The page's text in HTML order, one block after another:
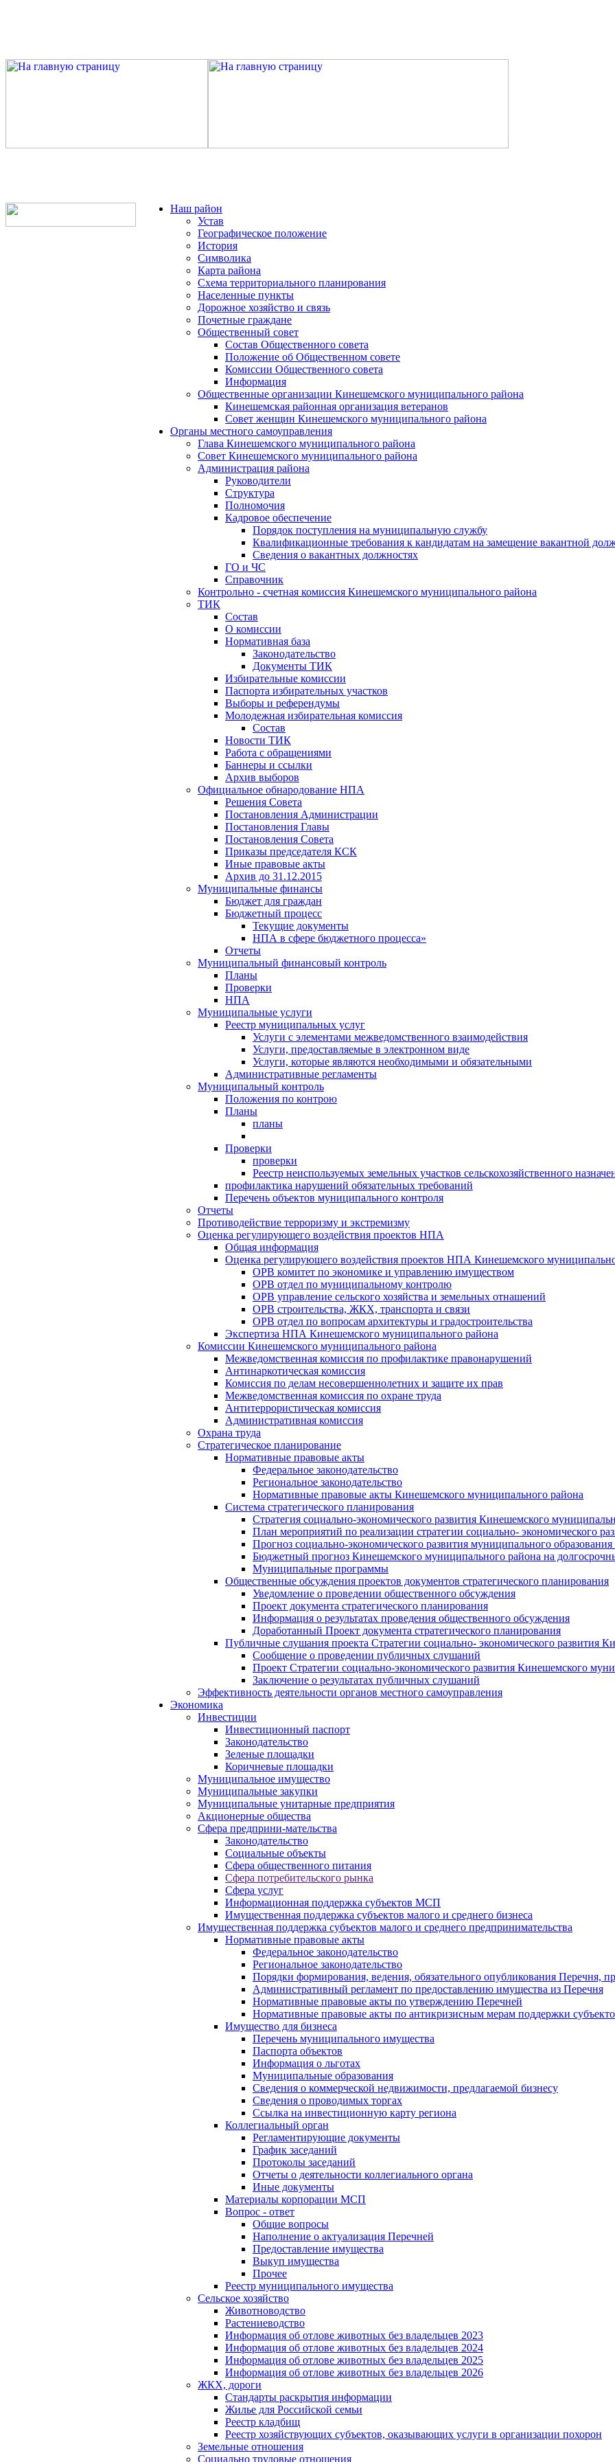
Наш район
Устав
Географическое положение
История
Символика
Карта района
Схема территориального планирования
Населенные пункты
Дорожное хозяйство и связь
Почетные граждане
Общественный совет
Состав Общественного совета
Положение об Общественном совете
Комиссии Общественного совета
Информация
Общественные организации Кинешемского муниципального района
Кинешемская районная организация ветеранов
Совет женщин Кинешемского муниципального района
Органы местного самоуправления
Глава Кинешемского муниципального района
Совет Кинешемского муниципального района
Администрация района
Руководители
Структура
Полномочия
Кадровое обеспечение
Порядок поступления на муниципальную службу
Квалификационные требования к кандидатам на замещение вакантной
Сведения о вакантных должностях
ГО и ЧС
Справочник
Контрольно - счетная комиссия Кинешемского муниципального района
ТИК
Состав
О комиссии
Нормативная база
Законодательство
Документы ТИК
Избирательные комиссии
Паспорта избирательных участков
Выборы и референдумы
Молодежная избирательная комиссия
Состав
Новости ТИК
Работа с обращениями
Баннеры и ссылки
Архив выборов
Официальное обнародование НПА
Решения Совета
Постановления Администрации
Постановления Главы
Постановления Совета
Приказы председателя КСК
Иные правовые акты
Архив до 31.12.2015
Муниципальные финансы
Бюджет для граждан
Бюджетный процесс
Текущие документы
НПА в сфере бюджетного процесса»
Отчеты
Муниципальный финансовый контроль
Планы
Проверки
НПА
Муниципальные услуги
Реестр муниципальных услуг
Услуги с элементами межведомственного взаимодействия
Услуги, предоставляемые в электронном виде
Услуги, которые являются необходимыми и обязательными
Административные регламенты
Муниципальный контроль
Положения по контрою
Планы
планы
Проверки
проверки
Реестр неиспользуемых земельных участков сельскохозяйственного
профилактика нарушений обязательных требований
Перечень объектов муниципального контроля
Отчеты
Противодействие терроризму и экстремизму
Оценка регулирующего воздействия проектов НПА
Общая информация
Оценка регулирующего воздействия проектов НПА Кинешемского
ОРВ комитет по экономике и управлению имуществом
ОРВ отдел по муниципальному контролю
ОРВ управление сельского хозяйства и земельных отнашений
ОРВ строительства, ЖКХ, транспорта и связи
ОРВ отдел по вопросам архитектуры и градостроительства
Экспертиза НПА Кинешемского муниципального района
Комиссии Кинешемского муниципального района
Межведомственная комиссия по профилактике правонарушений
Антинаркотическая комиссия
Комиссия по делам несовершеннолетних и защите их прав
Межведомственная комиссия по охране труда
Антитеррористическая комиссия
Административная комиссия
Охрана труда
Стратегическое планирование
Нормативные правовые акты
Федеральное законодательство
Региональное законодательство
Нормативные правовые акты Кинешемского муниципального района
Система стратегического планирования
Стратегия социально-экономического развития Кинешемского
План мероприятий по реализации стратегии социально- экономического
Прогноз социально-экономического развития муниципального
Бюджетный прогноз Кинешемского муниципального района на
Муниципальные программы
Общественные обсуждения проектов документов стратегического планирования
Уведомление о проведении общественного обсуждения
Проект документа стратегического планирования
Информация о результатах проведения общественного обсуждения
Доработанный Проект документа стратегического планирования
Публичные слушания проекта Стратегии социально- экономического развития
Сообщение о проведении публичных слушаний
Проект Стратегии социально-экономического развития Кинешемского
Заключение о результатах публичных слушаний
Эффективность деятельности органов местного самоуправления
Экономика
Инвестиции
Инвестиционный паспорт
Законодательство
Зеленые площадки
Коричневые площадки
Муниципальное имущество
Муниципальные закупки
Муниципальные унитарные предприятия
Акционерные общества
Сфера предприни-мательства
Законодательство
Социальные объекты
Сфера общественного питания
Сфера потребительского рынка
Сфера услуг
Информационная поддержка субъектов МСП
Имущественная поддержка субъектов малого и среднего бизнеса
Имущественная поддержка субъектов малого и среднего предпринимательства
Нормативные правовые акты
Федеральное законодательство
Региональное законодательство
Порядки формирования, ведения, обязательного опубликования Перечня,
Административный регламент по предоставлению имущества из Перечня
Нормативные правовые акты по утверждению Перечней
Нормативные правовые акты по антикризисным мерам поддержки
Имущество для бизнеса
Перечень муниципального имущества
Паспорта объектов
Информация о льготах
Муниципальные образования
Сведения о коммерческой недвижимости, предлагаемой бизнесу
Сведения о проводимых торгах
Ссылка на инвестиционную карту региона
Коллегиальный орган
Регламентирующие документы
График заседаний
Протоколы заседаний
Отчеты о деятельности коллегиального органа
Иные документы
Материалы корпорации МСП
Вопрос - ответ
Общие вопросы
Наполнение о актуализация Перечней
Предоставление имущества
Выкуп имущества
Прочее
Реестр муниципального имущества
Сельское хозяйство
Животноводство
Растениеводство
Информация об отлове животных без владельцев 2023
Информация об отлове животных без владельцев 2024
Информация об отлове животных без владельцев 2025
Информация об отлове животных без владельцев 2026
ЖКХ, дороги
Стандарты раскрытия информации
Жилье для Российской семьи
Реестр кладбищ
Реестр хозяйствующих субъектов, оказывающих услуги в организации похорон
Земельные отношения
Социально трудовые отношения